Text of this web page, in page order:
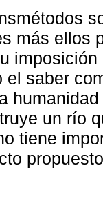
más ellos
el saber
un río
tiene